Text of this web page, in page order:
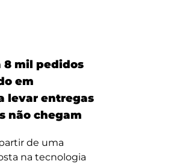
8 mil pedidos
em
levar entregas
não chegam
de uma
na tecnologia